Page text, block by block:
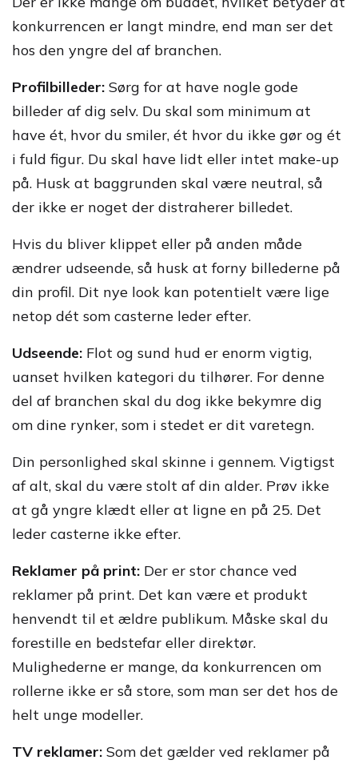
konkurrencen er langt mindre, end man ser det
hos den yngre del af branchen.
Profilbilleder: Sørg for at have nogle gode
billeder af dig selv. Du skal som minimum at
have ét, hvor du smiler, ét hvor du ikke gør og ét
i fuld figur. Du skal have lidt eller intet make-up
på. Husk at baggrunden skal være neutral, så
der ikke er noget der distraherer billedet.
Hvis du bliver klippet eller på anden måde
ændrer udseende, så husk at forny billederne på
din profil. Dit nye look kan potentielt være lige
netop dét som casterne leder efter.
Udseende: Flot og sund hud er enorm vigtig,
uanset hvilken kategori du tilhører. For denne
del af branchen skal du dog ikke bekymre dig
om dine rynker, som i stedet er dit varetegn.
Din personlighed skal skinne i gennem. Vigtigst
af alt, skal du være stolt af din alder. Prøv ikke
at gå yngre klædt eller at ligne en på 25. Det
leder casterne ikke efter.
Reklamer på print: Der er stor chance ved
reklamer på print. Det kan være et produkt
henvendt til et ældre publikum. Måske skal du
forestille en bedstefar eller direktør.
Mulighederne er mange, da konkurrencen om
rollerne ikke er så store, som man ser det hos de
helt unge modeller.
TV reklamer: Som det gælder ved reklamer på